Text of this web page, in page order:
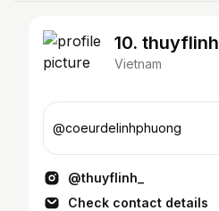
10. thuyflinh_
Vietnam
@coeurdelinhphuong
@thuyflinh_
Check contact details